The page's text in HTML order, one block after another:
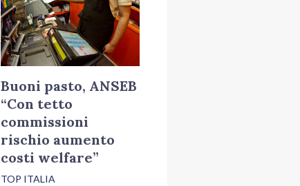
Buoni pasto, ANSEB
“Con tetto
commissioni
rischio aumento
costi welfare”
TOP ITALIA